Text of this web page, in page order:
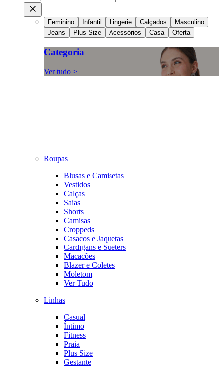
Feminino Infantil Lingerie Calçados
Masculino
Jeans
Plus Size Acessórios Casa Oferta
Categoria
Ver tudo >
Roupas
Blusas e Camisetas
Vestidos
Calças
Saias
Shorts
Camisas
Croppeds
Casacos e Jaquetas
Cardigans e Sueters
Macacões
Blazer e Coletes
Moletom
Ver Tudo
Linhas
Casual
Íntimo
Fitness
Praia
Plus Size
Gestante